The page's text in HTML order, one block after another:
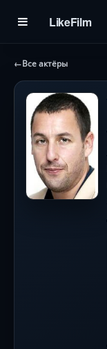
LikeFilm
←Все актёры